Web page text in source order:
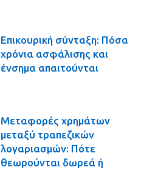
Επικουρική σύνταξη: Πόσα
χρόνια ασφάλισης και
ένσημα απαιτούνται
Μεταφορές χρημάτων
μεταξύ τραπεζικών
λογαριασμών: Πότε
θεωρούνται δωρεά ή